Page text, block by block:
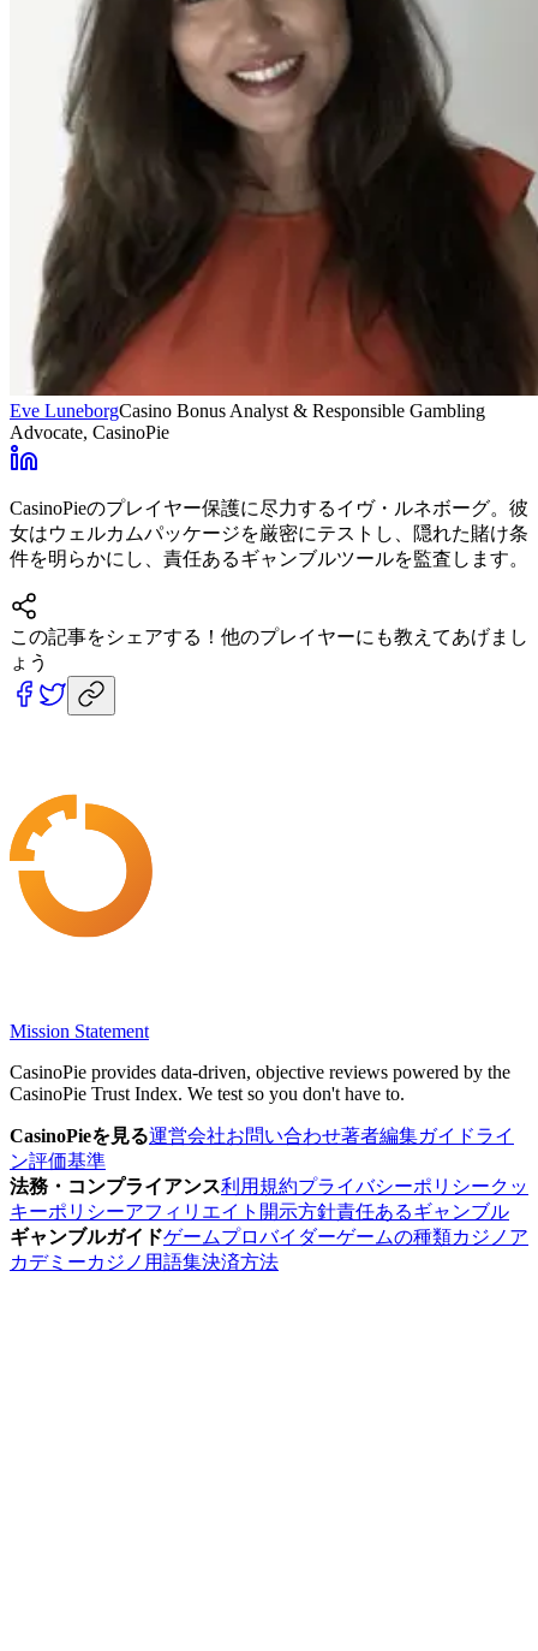
Eve LuneborgCasino Bonus Analyst & Responsible Gambling
Advocate, CasinoPie
CasinoPieのプレイヤー保護に尽力するイヴ・ルネボーグ。彼
女はウェルカムパッケージを厳密にテストし、隠れた賭け条
件を明らかにし、責任あるギャンブルツールを監査します。
この記事をシェアする！ 他のプレイヤーにも教えてあげまし
ょう
Mission Statement
CasinoPie provides data-driven, objective reviews powered by the
CasinoPie Trust Index. We test so you don't have to.
CasinoPieを見る運営会社お問い合わせ著者編集ガイドライ
ン評価基準
法務・コンプライアンス利用規約プライバシーポリシークッ
キーポリシーアフィリエイト開示方針責任あるギャンブル
ギャンブルガイドゲームプロバイダーゲームの種類カジノア
カデミーカジノ用語集決済方法